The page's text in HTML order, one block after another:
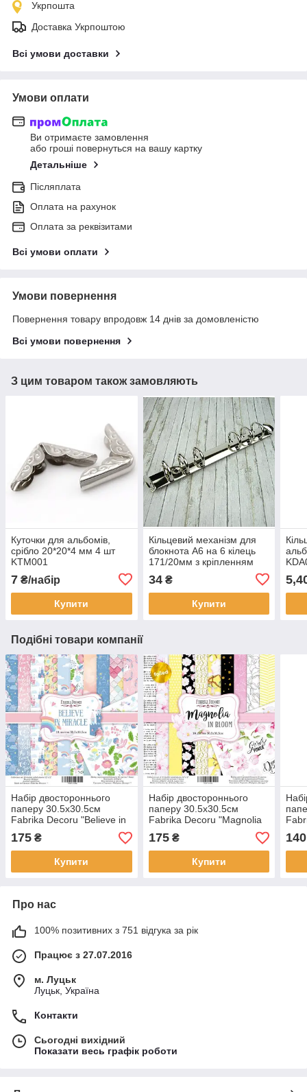
Укрпошта
Доставка Укрпоштою
Всі умови доставки
Умови оплати
Ви отримаєте замовлення
або гроші повернуться на вашу картку
Детальніше
Післяплата
Оплата на рахунок
Оплата за реквізитами
Всі умови оплати
Умови повернення
Повернення товару впродовж 14 днів за домовленістю
Всі умови повернення
З цим товаром також замовляють
Куточки для альбомів,
срібло 20*20*4 мм 4 шт
KTM001
7 ₴/набір
Купити
Кільцевий механізм для
блокнота А6 на 6 кілець
171/20мм з кріпленням
34₴
Купити
Подібні товари компанії
Набір двостороннього
паперу 30.5х30.5см
Fabrika Decoru "Believe in
miracle" 11 листів FDSP-
01042
175 ₴
Купити
Набір двостороннього
паперу 30.5х30.5см
Fabrika Decoru "Magnolia
in bloom" 11 листів FDSP-
01053
175₴
Купити
BY
140
Про нас
100% позитивних з 751 відгука за рік
Працює з 27.07.2016
м. Луцьк
Луцьк, Україна
Контакти
Сьогодні вихідний
Показати весь графік роботи